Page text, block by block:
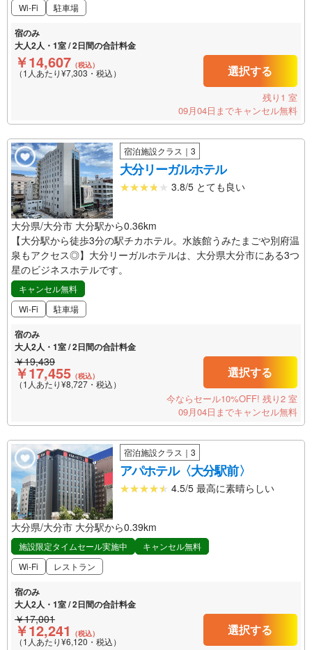
Wi-Fi
駐車場
宿のみ
大人2人・1室 / 2日間の合計料金
￥14,607 （税込）
（1人あたり¥7,303・税込） 選択する
残り1 室
09月04日までキャンセル無料
宿泊施設クラス｜3
大分リーガルホテル
3.8/5 とても良い
大分県/大分市 大分駅から0.36km
【大分駅から徒歩3分の駅チカホテル。水族館うみたまごや別府温
泉もアクセス◎】大分リーガルホテルは、大分県大分市にある3つ
星のビジネスホテルです。
キャンセル無料
Wi-Fi
駐車場
宿のみ
大人2人・1室 / 2日間の合計料金
￥19,439
￥17,455 （税込）
（1人あたり¥8,727・税込）
選択する
今ならセール10%OFF! 残り2 室
09月04日までキャンセル無料
宿泊施設クラス｜3
アパホテル〈大分駅前〉
4.5/5 最高に素晴らしい
大分県/大分市 大分駅から0.39km
施設限定タイムセール実施中
キャンセル無料
Wi-Fi
レストラン
宿のみ
大人2人・1室 / 2日間の合計料金
￥17,001
￥12,241 （税込）
（1人あたり¥6,120・税込）
選択する